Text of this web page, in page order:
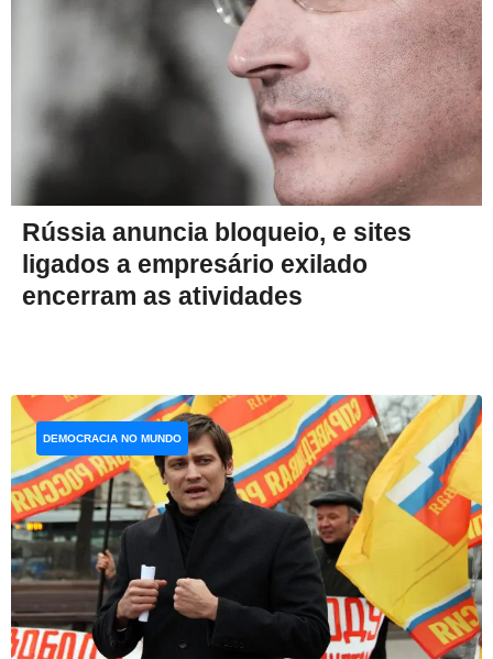
Rússia anuncia bloqueio, e sites
ligados a empresário exilado
encerram as atividades
DEMOCRACIA NO MUNDO